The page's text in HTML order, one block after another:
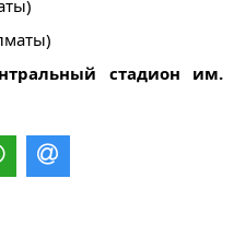
стадион им.